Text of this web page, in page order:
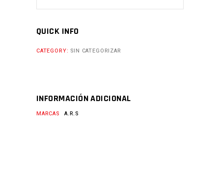
QUICK INFO
CATEGORY: SIN CATEGORIZAR
INFORMACIÓN ADICIONAL
MARCAS A.R.S